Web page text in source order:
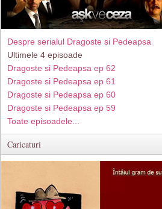
Despre serialul Dragoste si Pedeapsa
Ultimele 4 episoade
Dragoste si Pedeapsa ep 62
Dragoste si Pedeapsa ep 61
Dragoste si Pedeapsa ep 60
Dragoste si Pedeapsa ep 59
Toate episoadele...
Caricaturi